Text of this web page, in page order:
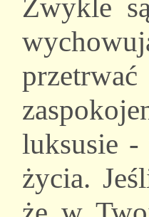
Zwykle
luksusie -
życia.